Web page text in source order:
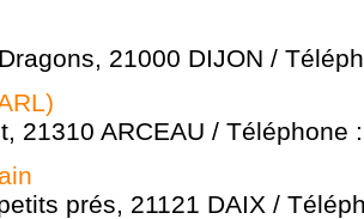
21000 DIJON /
21310 ARCEAU / Téléphone
prés, 21121 DAIX /